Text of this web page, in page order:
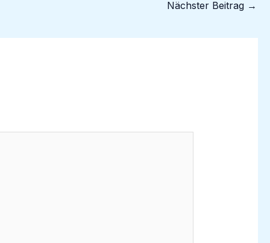
Nächster Beitrag →